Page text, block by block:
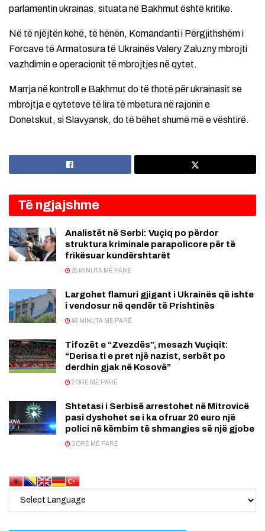
parlamentin ukrainas, situata në Bakhmut është kritike.
Në të njëjtën kohë, të hënën, Komandanti i Përgjithshëm i
Forcave të Armatosura të Ukrainës Valery Zaluzny mbrojti
vazhdimin e operacionit të mbrojtjes në qytet.
Marrja në kontroll e Bakhmut do të thotë për ukrainasit se
mbrojtja e qyteteve të lira të mbetura në rajonin e
Donetskut, si Slavyansk, do të bëhet shumë më e vështirë.
Të ngjajshme
Analistët në Serbi: Vuçiq po përdor
struktura kriminale parapolicore për të
frikësuar kundërshtarët
25 MINUTA MË PARË
Largohet flamuri gjigant i Ukrainës që ishte
i vendosur në qendër të Prishtinës
48 MINUTA MË PARË
Tifozët e “Zvezdës”, mesazh Vuçiqit:
“Derisa ti e pret një nazist, serbët po
derdhin gjak në Kosovë”
2 ORË MË PARË
Shtetasi i Serbisë arrestohet në Mitrovicë
pasi dyshohet se i ka ofruar 20 euro një
polici në këmbim të shmangies së një gjobe
3 ORË MË PARË